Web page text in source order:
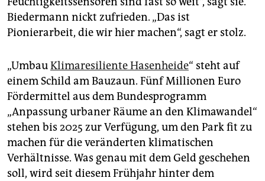
Biedermann nickt zufrieden. „Das ist
Pionierarbeit, die wir hier machen“, sagt er stolz.
„UmbauKlimaresiliente Hasenheide“ steht auf
einem Schild am Bauzaun. Fünf Millionen Euro
Fördermittel aus dem Bundesprogramm
„Anpassung urbaner Räume an den Klimawandel“
stehen bis 2025 zur Verfügung, um den Park fit zu
machen für die veränderten klimatischen
Verhältnisse. Was genau mit dem Geld geschehen
soll, wird seit diesem Frühjahr hinter dem